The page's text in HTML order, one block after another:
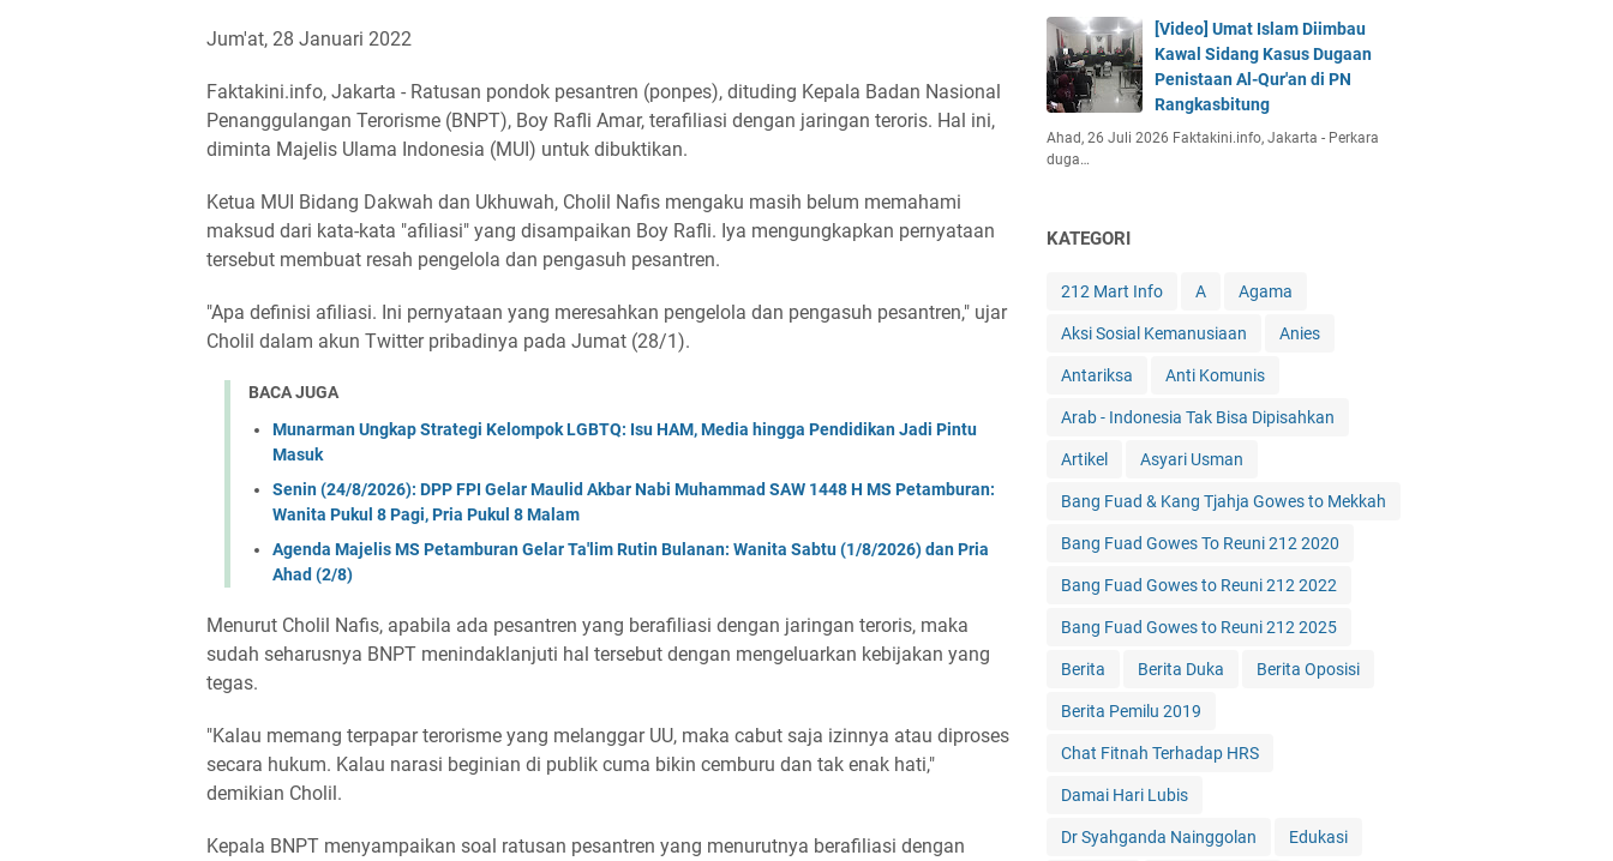
Jum'at, 28 Januari 2022
Faktakini.info, Jakarta - Ratusan pondok pesantren (ponpes), dituding Kepala Badan Nasional
Penanggulangan Terorisme (BNPT), Boy Rafli Amar, terafiliasi dengan jaringan teroris. Hal ini,
diminta Majelis Ulama Indonesia (MUI) untuk dibuktikan.
Ketua MUI Bidang Dakwah dan Ukhuwah, Cholil Nafis mengaku masih belum memahami
maksud dari kata-kata "afiliasi" yang disampaikan Boy Rafli. Iya mengungkapkan pernyataan
tersebut membuat resah pengelola dan pengasuh pesantren.
"Apa definisi afiliasi. Ini pernyataan yang meresahkan pengelola dan pengasuh pesantren," ujar
Cholil dalam akun Twitter pribadinya pada Jumat (28/1).
BACA JUGA
Munarman Ungkap Strategi Kelompok LGBTQ: Isu HAM, Media hingga Pendidikan Jadi Pintu
Masuk
Senin (24/8/2026): DPP FPI Gelar Maulid Akbar Nabi Muhammad SAW 1448 H MS Petamburan:
Wanita Pukul 8 Pagi, Pria Pukul 8 Malam
Agenda Majelis MS Petamburan Gelar Ta'lim Rutin Bulanan: Wanita Sabtu (1/8/2026) dan Pria
Ahad (2/8)
Menurut Cholil Nafis, apabila ada pesantren yang berafiliasi dengan jaringan teroris, maka
sudah seharusnya BNPT menindaklanjuti hal tersebut dengan mengeluarkan kebijakan yang
tegas.
"Kalau memang terpapar terorisme yang melanggar UU, maka cabut saja izinnya atau diproses
secara hukum. Kalau narasi beginian di publik cuma bikin cemburu dan tak enak hati,"
demikian Cholil.
Kepala BNPT menyampaikan soal ratusan pesantren yang menurutnya berafiliasi dengan
[Video] Umat Islam Diimbau
Kawal Sidang Kasus Dugaan
Penistaan Al-Qur'an di PN
Rangkasbitung
Ahad, 26 Juli 2026 Faktakini.info, Jakarta - Perkara
duga…
KATEGORI
212 Mart Info A Agama
Aksi Sosial Kemanusiaan Anies
Antariksa Anti Komunis
Arab - Indonesia Tak Bisa Dipisahkan
Artikel Asyari Usman
Bang Fuad & Kang Tjahja Gowes to Mekkah
Bang Fuad Gowes To Reuni 212 2020
Bang Fuad Gowes to Reuni 212 2022
Bang Fuad Gowes to Reuni 212 2025
Berita Berita Duka Berita Oposisi
Berita Pemilu 2019
Chat Fitnah Terhadap HRS
Damai Hari Lubis
Dr Syahganda Nainggolan Edukasi